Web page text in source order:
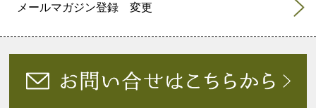
メールマガジン登録 変更